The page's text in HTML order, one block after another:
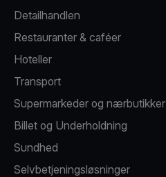
Detailhandlen
Restauranter & caféer
Hoteller
Transport
Supermarkeder og nærbutikker
Billet og Underholdning
Sundhed
Selvbetjeningsløsninger